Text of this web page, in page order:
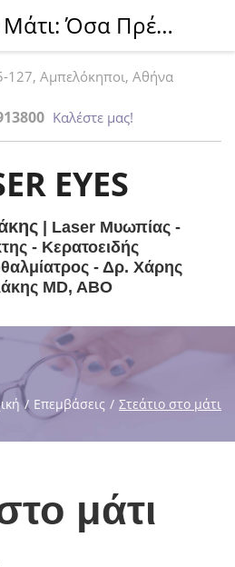
127, Αμπελόκηποι, Αθήνα
Καλέστε μας!
EYES
| Laser Μυωπίας -
- Κερατοειδής
- Δρ. Χάρης
MD, ABO
/ Επεμβάσεις / Στεάτιο στο μάτι
μάτι
Στεάτιο Στο Μάτι: Όσα Πρέπει Να Γνωρίζετε | Δρ. Μπριλάκης